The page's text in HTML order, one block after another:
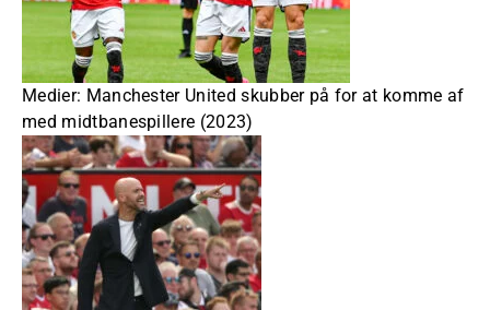
Medier: Manchester United skubber på for at komme af
med midtbanespillere (2023)